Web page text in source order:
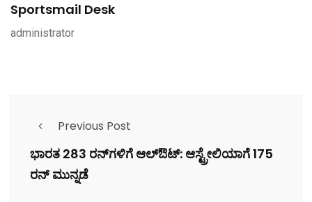
Sportsmail Desk
administrator
Previous Post
ಭಾರತ 283 ರನ್‌ಗಳಿಗೆ ಆಲ್ಔಟ್‌: ಆಸ್ಟ್ರೇಲಿಯಾಗೆ 175
ರನ್‌ ಮುನ್ನಡೆ